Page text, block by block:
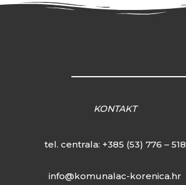
KONTAKT
tel. centrala: +385 (53) 776 – 518
info@komunalac-korenica.hr